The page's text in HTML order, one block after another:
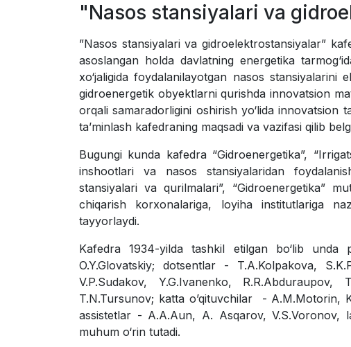
"Nasos stansiyalari va
”Nasos stansiyalari va gidroelektrostansiyalar”
asoslangan holda davlatning energetika
xo‘jaligida foydalanilayotgan nasos stansiyalarini
gidroenergetik obyektlarni qurishda innovatsion
orqali samaradorligini oshirish yo‘lida innovatsion
ta’minlash kafedraning maqsadi va vazifasi qilib
Bugungi kunda kafedra “Gidroenergetika”,
inshootlari va nasos stansiyalaridan
stansiyalari va qurilmalari”, “Gidroenergetika”
chiqarish korxonalariga, loyiha institutlariga
tayyorlaydi.
Kafedra 1934-yilda tashkil etilgan bo‘lib unda
O.Y.Glovatskiy; dotsentlar - T.A.Kolpakova,
V.P.Sudakov, Y.G.Ivanenko, R.R.Abduraupov,
T.N.Tursunov; katta o’qituvchilar - A.M.Motorin,
assistetlar - A.A.Aun, A. Asqarov, V.S.Voronov,
muhum o‘rin tutadi.